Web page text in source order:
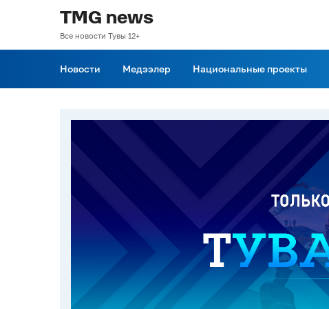
TMG news
Все новости Тувы 12+
Новости Медээлер Национальные проекты